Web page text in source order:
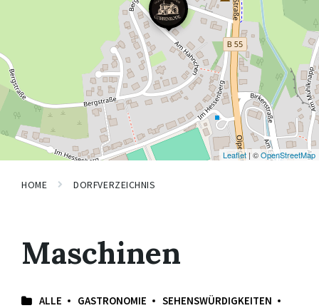
Leaflet | ©OpenStreetMap
HOME DORFVERZEICHNIS
Maschinen
ALLE GASTRONOMIE
SEHENSWÜRDIGKEITEN